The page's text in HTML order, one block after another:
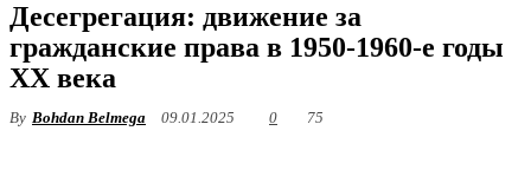
Десегрегация: движение за
гражданские права в 1950-1960-е годы
XX века
By Bohdan Belmega 09.01.2025 0 75